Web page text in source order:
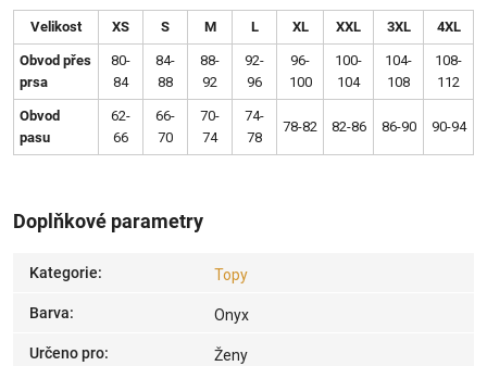
Velikost XS S M L XL XXL 3XL 4XL
Obvod přes
prsa
80-
84
84-
88
88-
92
92-
96
96-
100
100-
104
104-
108
108-
112
Obvod
pasu
62-
66
66-
70
70-
74
74-
78
78-82 82-86 86-90 90-94
Doplňkové parametry
Kategorie: Topy
Barva: Onyx
Určeno pro: Ženy